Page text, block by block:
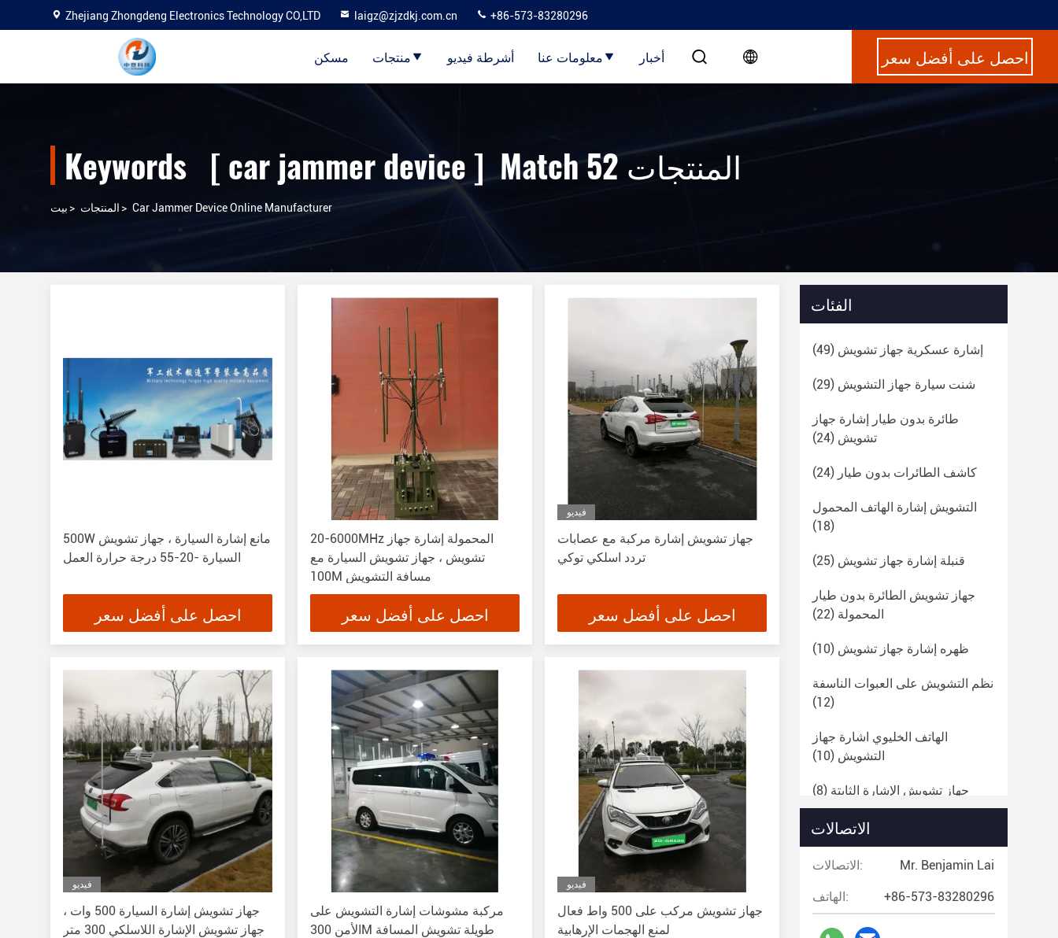
Zhejiang Zhongdeng Electronics Technology CO,LTD laigz@zjzdkj.com.cn +86-573-83280296
مسكن منتجات أشرطة فيديو معلومات عنا أخبار احصل على أفضل سعر
Keywords [ car jammer device ] Match 52 المنتجات
بيت > المنتجات > Car Jammer Device Online Manufacturer
500W مانع إشارة السيارة ، جهاز تشويش
السيارة -20-55 درجة حرارة العمل
احصل على أفضل سعر
20-6000MHz المحمولة إشارة جهاز
تشويش ، جهاز تشويش السيارة مع
100M مسافة التشويش
احصل على أفضل سعر
فيديو
جهاز تشويش إشارة مركبة مع عصابات
تردد اسلكي توكي
احصل على أفضل سعر
فيديو
جهاز تشويش إشارة السيارة 500 وات ،
جهاز تشويش الإشارة اللاسلكي 300 متر
مركبة مشوشات إشارة التشويش على
الأمن 300M طويلة تشويش المسافة
فيديو
جهاز تشويش مركب على 500 واط فعال
لمنع الهجمات الإرهابية
الفئات
إشارة عسكرية جهاز تشويش (49)
شنت سيارة جهاز التشويش (29)
طائرة بدون طيار إشارة جهاز
تشويش (24)
كاشف الطائرات بدون طيار (24)
التشويش إشارة الهاتف المحمول
(18)
قنبلة إشارة جهاز تشويش (25)
جهاز تشويش الطائرة بدون طيار
المحمولة (22)
ظهره إشارة جهاز تشويش (10)
نظم التشويش على العبوات الناسفة
(12)
الهاتف الخليوي اشارة جهاز
التشويش (10)
جهاز تشويش الإشارة الثابتة (8)
كاشف مفرق (12)
من خلال رادار الحائط(4)
منارة الإنقاذ عبر الأقمار الصناعية
(4)
الاتصالات
الاتصالات: Mr. Benjamin Lai
الهاتف: +86-573-83280296